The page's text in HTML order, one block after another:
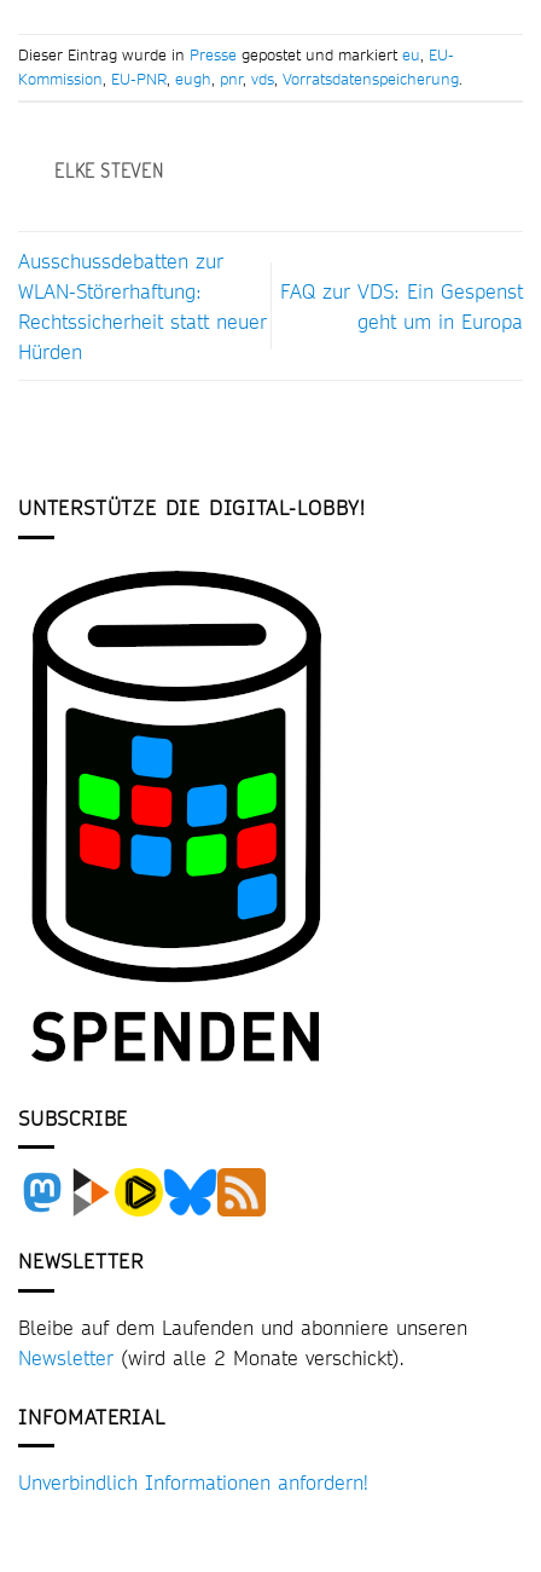
Dieser Eintrag wurde in Presse gepostet und markierteu, EU-
Kommission, EU-PNR, eugh, pnr, vds, Vorratsdatenspeicherung.
ELKE STEVEN
Ausschussdebatten zur
WLAN-Störerhaftung:
Rechtssicherheit statt neuer
Hürden
FAQ zur VDS: Ein Gespenst
geht um in Europa
UNTERSTÜTZE DIE DIGITAL-LOBBY!
SUBSCRIBE
NEWSLETTER
Bleibe auf dem Laufenden und abonniere unseren
Newsletter (wird alle 2 Monate verschickt).
INFOMATERIAL
Unverbindlich Informationen anfordern!